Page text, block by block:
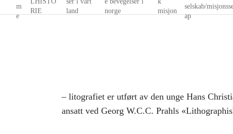
m
e
RIE
land
norge
misjon
selskab/
ap
– litografiet er utført av den unge Hans
ansatt ved Georg W.C.C. Prahls